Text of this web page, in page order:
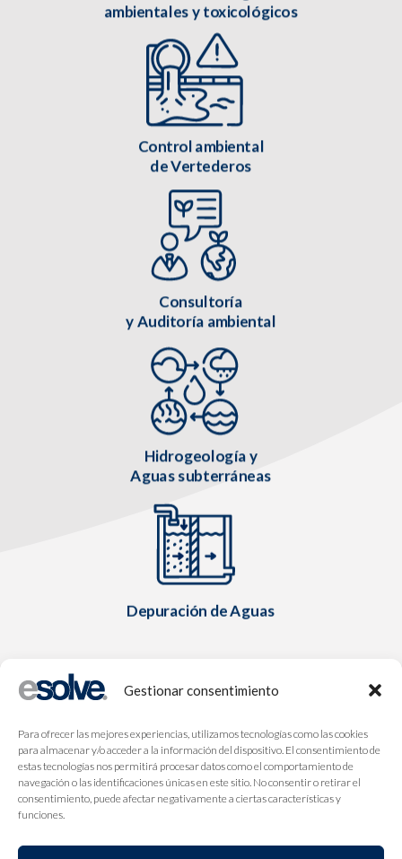
Gestionar consentimiento
Para ofrecer las mejores experiencias, utilizamos tecnologías como las cookies
para almacenar y/o acceder a la información del dispositivo. El consentimiento de
estas tecnologías nos permitirá procesar datos como el comportamiento de
navegación o las identificaciones únicas en este sitio. No consentir o retirar el
consentimiento, puede afectar negativamente a ciertas características y
funciones.
ambientales y toxicológicos
Control ambiental
de Vertederos
Consultoría
y Auditoría ambiental
Hidrogeología y
Aguas subterráneas
Depuración de Aguas